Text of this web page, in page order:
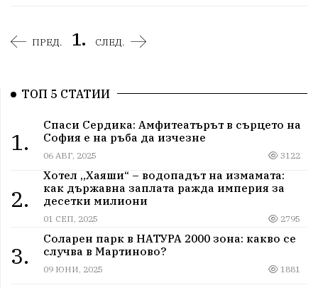
ПРЕД. 1. СЛЕД.
ТОП 5 СТАТИИ
1.
Спаси Сердика: Амфитеатърът в сърцето на
София е на ръба да изчезне
06 АВГ, 2025 3122
2.
Хотел „Хаяши“ – водопадът на измамата:
как държавна заплата ражда империя за
десетки милиони
01 СЕП, 2025 2795
3.
Соларен парк в НАТУРА 2000 зона: какво се
случва в Мартиново?
09 ЮНИ, 2025 1881